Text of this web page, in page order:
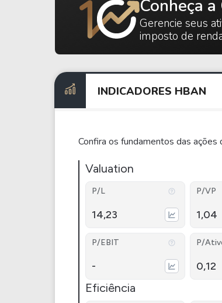
Conheça
Gerencie seus
imposto de
INDICADORES HBAN
Confira os fundamentos das ações
Valuation
P/L
14,23
P/VP
1,04
P/EBIT
-
P/
0,12
Eficiência